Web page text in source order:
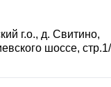
г.о., д. Свитино,
шоссе,